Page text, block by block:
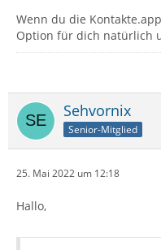
Wenn du die
Option für dich natürlich
Sehvornix
Senior-Mitglied
25. Mai 2022 um 12:18
Hallo,